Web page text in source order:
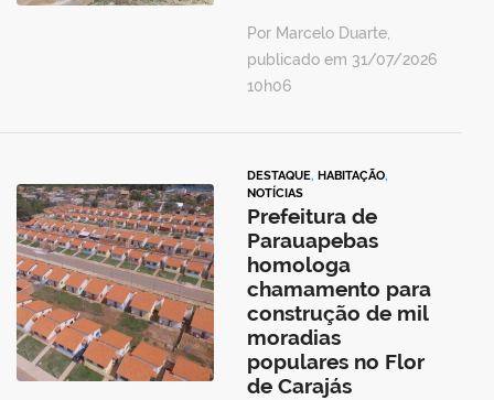
Por Marcelo Duarte,
publicado em 31/07/2026
10h06
DESTAQUE, HABITAÇÃO,
NOTÍCIAS
Prefeitura de
Parauapebas
homologa
chamamento para
construção de mil
moradias
populares no Flor
de Carajás